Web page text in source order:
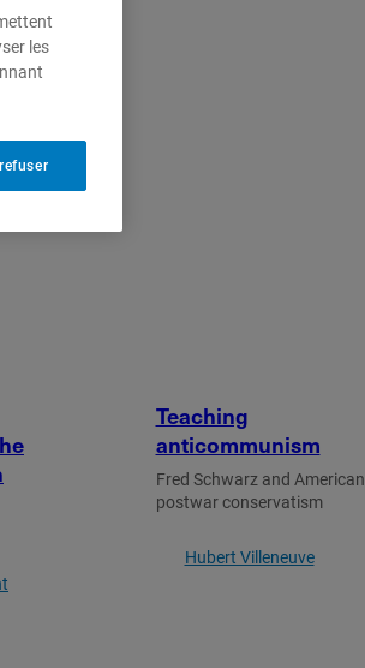
Teaching
anticommunism
Fred Schwarz and American
postwar conservatism
Hubert Villeneuve
les